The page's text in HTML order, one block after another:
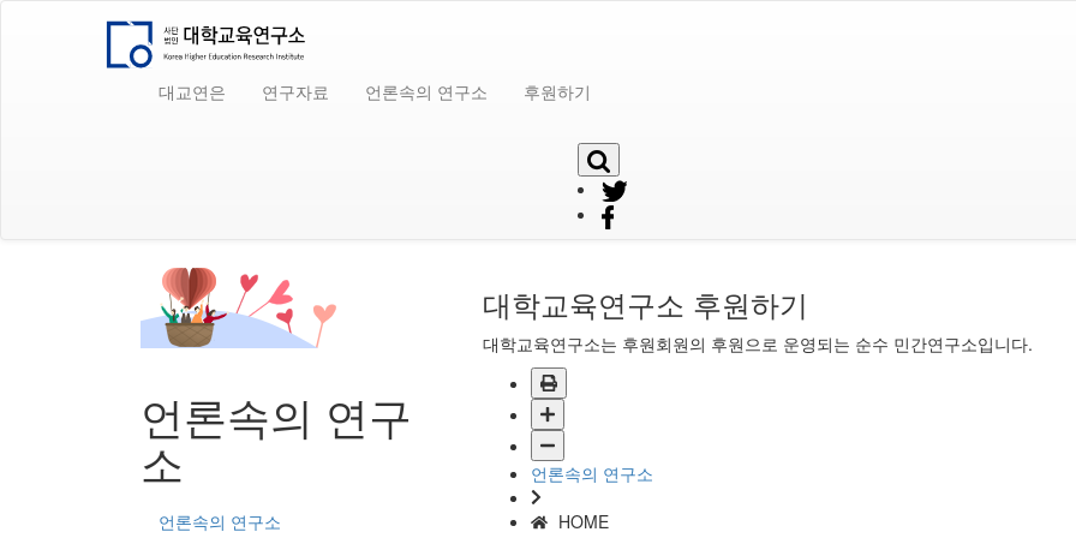
대교연은 연구자료 언론속의 연구소 후원하기
대학교육연구소 후원하기
대학교육연구소는 후원회원의 후원으로 운영되는 순수 민간연구소입니다.
언론속의 연구
소
언론속의 연구소
언론속의 연구소
HOME